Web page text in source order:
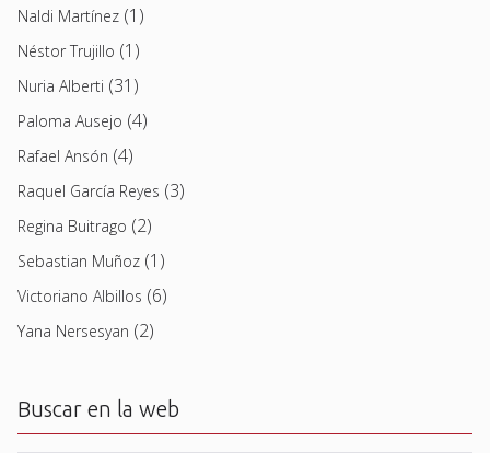
Naldi Martínez (1)
Néstor Trujillo (1)
Nuria Alberti (31)
Paloma Ausejo (4)
Rafael Ansón (4)
Raquel García Reyes (3)
Regina Buitrago (2)
Sebastian Muñoz (1)
Victoriano Albillos (6)
Yana Nersesyan (2)
Buscar en la web